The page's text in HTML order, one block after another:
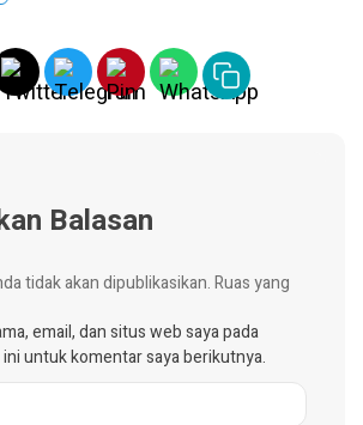
Balasan
tidak akan dipublikasikan.Ruas yang
email, dan situs web saya pada
untuk komentar saya berikutnya.